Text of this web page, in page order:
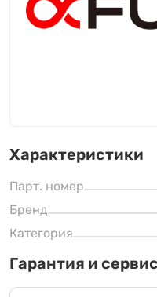
Характеристики
Парт. номер
Бренд
Категория
Гарантия и сервис